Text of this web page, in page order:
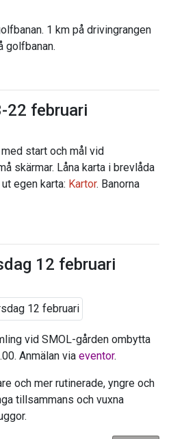
1 km på drivingrangen
golfbanan.
22 februari
start och mål vid
skärmar. Låna karta i brevlåda
egen karta: Kartor. Banorna
12 februari
vid SMOL-gården ombytta
Anmälan via eventor.
och mer rutinerade, yngre och
tillsammans och vuxna